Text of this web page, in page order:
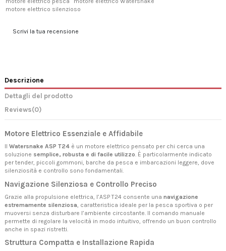
motore elettrico silenzioso
Scrivi la tua recensione
Descrizione
Dettagli del prodotto
Reviews(0)
Motore Elettrico Essenziale e Affidabile
Il Watersnake ASP T24 è un motore elettrico pensato per chi cerca una
soluzione semplice, robusta e di facile utilizzo. È particolarmente indicato
per tender, piccoli gommoni, barche da pesca e imbarcazioni leggere, dove
silenziosità e controllo sono fondamentali.
Navigazione Silenziosa e Controllo Preciso
Grazie alla propulsione elettrica, l’ASP T24 consente una navigazione
estremamente silenziosa, caratteristica ideale per la pesca sportiva o per
muoversi senza disturbare l’ambiente circostante. Il comando manuale
permette di regolare la velocità in modo intuitivo, offrendo un buon controllo
anche in spazi ristretti.
Struttura Compatta e Installazione Rapida